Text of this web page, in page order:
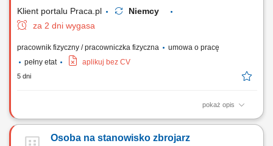
Klient portalu Praca.pl
Niemcy
za 2 dni wygasa
pracownik fizyczny / pracowniczka fizyczna
umowa o pracę
pełny etat
aplikuj bez CV
5 dni
pokaż opis
Układanie elementów ze stali zbrojeniowej w formach i deskowaniach
ciesielskich, w tym przy montażu i demontażu struktur drewnianych oraz
Osoba na stanowisko zbrojarz